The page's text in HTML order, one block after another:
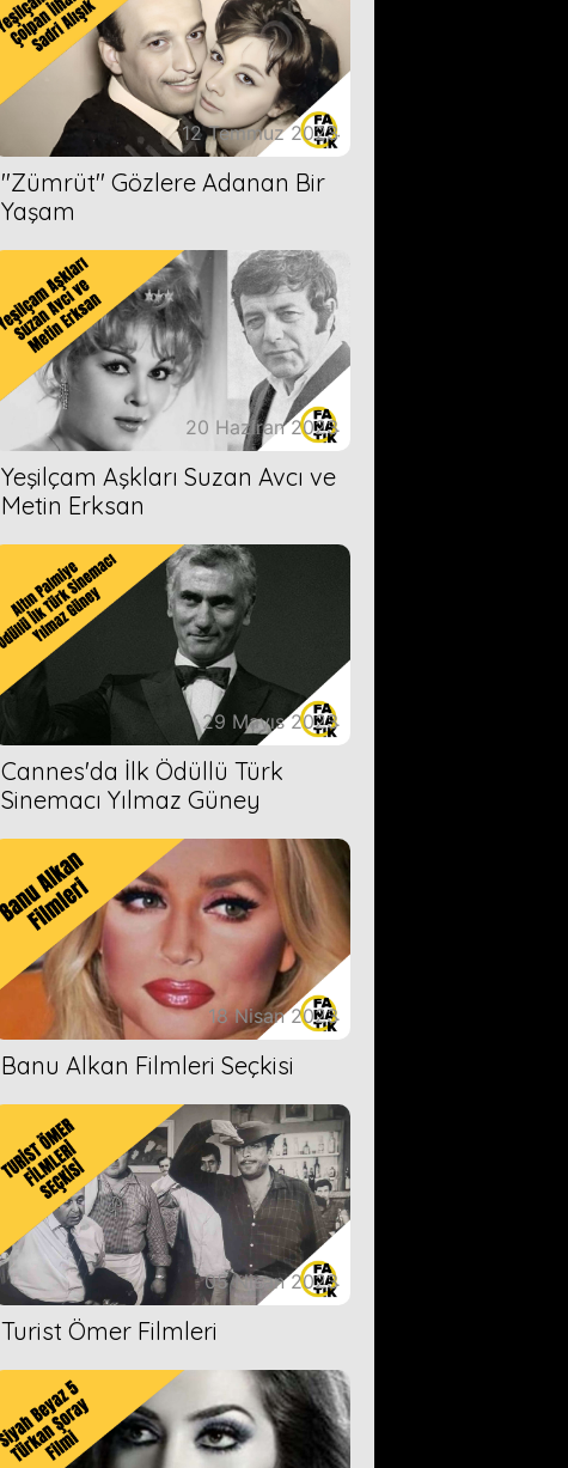
12 Temmuz 2023
''Zümrüt'' Gözlere Adanan Bir
Yaşam
20 Haziran 2023
Yeşilçam Aşkları Suzan Avcı ve
Metin Erksan
29 Mayıs 2023
Cannes'da İlk Ödüllü Türk
Sinemacı Yılmaz Güney
18 Nisan 2023
Banu Alkan Filmleri Seçkisi
05 Nisan 2023
Turist Ömer Filmleri